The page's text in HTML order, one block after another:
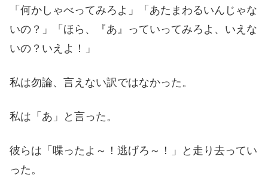
「何かしゃべってみろよ」「あたまわるいんじゃな
いの？」「ほら、『あ』っていってみろよ、いえな
いの？いえよ！」
私は勿論、言えない訳ではなかった。
私は「あ」と言った。
彼らは「喋ったよ～！逃げろ～！」と走り去ってい
った。